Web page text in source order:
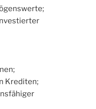
Krediten;